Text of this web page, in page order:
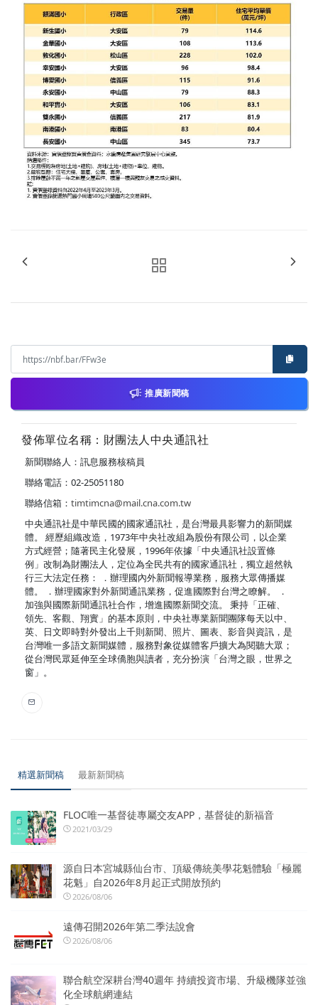
推廣新聞稿
發佈單位名稱：財團法人中央通訊社
新聞聯絡人：訊息服務核稿員
聯絡電話：02-25051180
聯絡信箱： timtimcna@mail.cna.com.tw
中央通訊社是中華民國的國家通訊社，是台灣最具影響力的新聞媒
體。 經歷組織改造，1973年中央社改組為股份有限公司，以企業
方式經營；隨著民主化發展，1996年依據「中央通訊社設置條
例」改制為財團法人，定位為全民共有的國家通訊社，獨立超然執
行三大法定任務： ．辦理國內外新聞報導業務，服務大眾傳播媒
體。 ．辦理國家對外新聞通訊業務，促進國際對台灣之瞭解。 ．
加強與國際新聞通訊社合作，增進國際新聞交流。 秉持「正確、
領先、客觀、翔實」的基本原則，中央社專業新聞團隊每天以中、
英、日文即時對外發出上千則新聞、照片、圖表、影音與資訊，是
台灣唯一多語文新聞媒體，服務對象從媒體客戶擴大為閱聽大眾；
從台灣民眾延伸至全球僑胞與讀者，充分扮演「台灣之眼，世界之
窗」。
精選新聞稿 最新新聞稿
FLOC唯一基督徒專屬交友APP，基督徒的新福音
2021/03/29
源自日本宮城縣仙台市、頂級傳統美學花魁體驗「極麗
花魁」自2026年8月起正式開放預約
2026/08/06
遠傳召開2026年第二季法說會
2026/08/06
聯合航空深耕台灣40週年 持續投資市場、升級機隊並強
化全球航網連結